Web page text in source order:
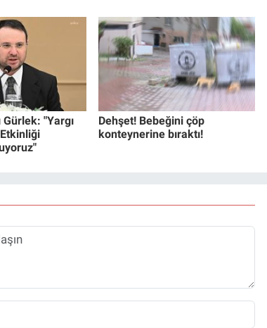
"Yargı
Dehşet! Bebeğini çöp
konteynerine bıraktı!